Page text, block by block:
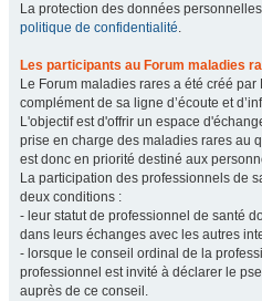
La protection des données
politique de confidentialité.
Les participants au Forum maladies
Le Forum maladies rares a été créé
complément de sa ligne d’écoute et
L'objectif est d'offrir un espace
prise en charge des maladies rares au
est donc en priorité destiné aux
La participation des professionnels de
deux conditions :
- leur statut de professionnel de santé
dans leurs échanges avec les autres
- lorsque le conseil ordinal de la
professionnel est invité à déclarer le
auprès de ce conseil.